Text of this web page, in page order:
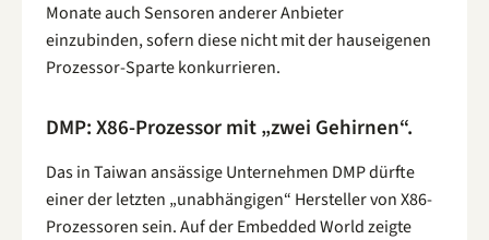
Monate auch Sensoren anderer Anbieter
einzubinden, sofern diese nicht mit der hauseigenen
Prozessor-Sparte konkurrieren.
DMP: X86-Prozessor mit „zwei Gehirnen“.
Das in Taiwan ansässige Unternehmen DMP dürfte
einer der letzten „unabhängigen“ Hersteller von X86-
Prozessoren sein. Auf der Embedded World zeigte